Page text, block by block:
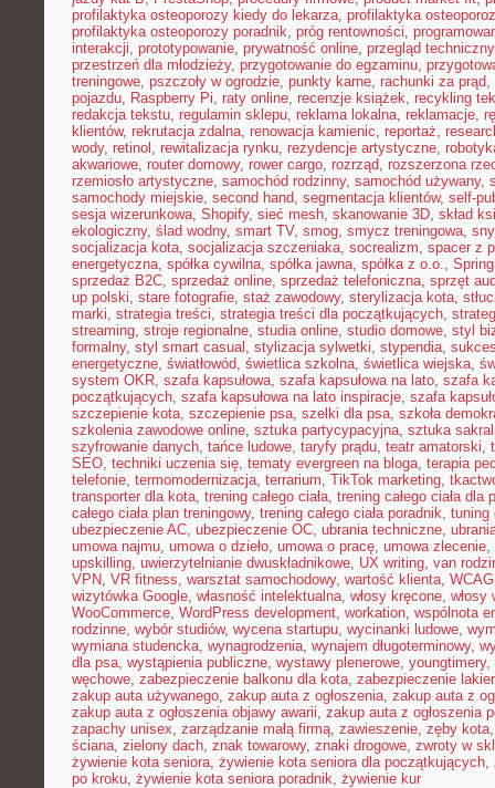
profilaktyka osteoporozy kiedy do lekarza, profilaktyka
profilaktyka osteoporozy poradnik, próg rentowności,
interakcji, prototypowanie, prywatność online, przegląd techniczny
przestrzeń dla młodzieży, przygotowanie do egzaminu,
treningowe, pszczoły w ogrodzie, punkty karne, rachunki za prąd,
pojazdu, Raspberry Pi, raty online, recenzje książek, recykling
redakcja tekstu, regulamin sklepu, reklama lokalna, reklamacje,
klientów, rekrutacja zdalna, renowacja kamienic, reportaż,
wody, retinol , rewitalizacja rynku, rezydencje artystyczne,
akwariowe, router domowy, rower cargo, rozrząd, rozszerzona
rzemiosło artystyczne, samochód rodzinny, samochód używany,
samochody miejskie, second hand, segmentacja klientów, self-
sesja wizerunkowa, Shopify, sieć mesh, skanowanie 3D, skład
ekologiczny, ślad wodny, smart TV, smog, smycz treningowa,
socjalizacja kota, socjalizacja szczeniaka, socrealizm, spacer z
energetyczna, spółka cywilna, spółka jawna, spółka z o.o.,
sprzedaż B2C, sprzedaż online, sprzedaż telefoniczna, sprzęt
up polski, stare fotografie, staż zawodowy, sterylizacja kota,
marki, strategia treści, strategia treści dla początkujących,
streaming, stroje regionalne, studia online, studio domowe, styl
formalny, styl smart casual , stylizacja sylwetki, stypendia,
energetyczne, światłowód, świetlica szkolna, świetlica wiejska,
system OKR, szafa kapsułowa, szafa kapsułowa na lato, szafa
początkujących, szafa kapsułowa na lato inspiracje, szafa
szczepienie kota, szczepienie psa, szelki dla psa, szkoła
szkolenia zawodowe online, sztuka partycypacyjna, sztuka
szyfrowanie danych, tańce ludowe, taryfy prądu, teatr amatorski,
SEO, techniki uczenia się, tematy evergreen na bloga, terapia
telefonie, termomodernizacja, terrarium, TikTok marketing,
transporter dla kota, trening całego ciała, trening całego ciała dla
całego ciała plan treningowy, trening całego ciała poradnik, tuning
ubezpieczenie AC, ubezpieczenie OC, ubrania techniczne,
umowa najmu, umowa o dzieło, umowa o pracę, umowa zlecenie,
upskilling, uwierzytelnianie dwuskładnikowe, UX writing, van
VPN, VR fitness, warsztat samochodowy, wartość klienta, WCAG
wizytówka Google, własność intelektualna, włosy kręcone, włosy
WooCommerce, WordPress development, workation, wspólnota
rodzinne, wybór studiów, wycena startupu, wycinanki ludowe,
wymiana studencka, wynagrodzenia, wynajem długoterminowy,
dla psa, wystąpienia publiczne, wystawy plenerowe, youngtimery,
węchowe, zabezpieczenie balkonu dla kota, zabezpieczenie
zakup auta używanego, zakup auta z ogłoszenia, zakup auta z
zakup auta z ogłoszenia objawy awarii, zakup auta z ogłoszenia
zapachy unisex, zarządzanie małą firmą, zawieszenie, zęby kota
ściana, zielony dach, znak towarowy, znaki drogowe, zwroty w
żywienie kota seniora, żywienie kota seniora dla początkujących,
po kroku, żywienie kota seniora poradnik, żywienie kur